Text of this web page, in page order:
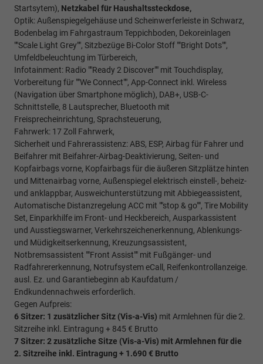
Startsytem), Netzkabel für Haushaltssteckdose,
Optik: Außenspiegelgehäuse und Scheinwerferleiste in Schwarz,
Bodenbelag im Fahrgastraum Teppichboden, Dekoreinlagen
""Scale Light Grey"", Sitzbezüge Bi-Color Stoff ""Bright Dots"",
Umfeldbeleuchtung im Türbereich,
Infotainment: Radio ""Ready 2 Discover"" mit Touchdisplay,
Vorbereitung für ""We Connect"", App-Connect inkl. Wireless
(Navigation über Smartphone möglich), DAB+, USB-C-
Schnittstelle, 8 Lautsprecher, Bluetooth mit
Freisprecheinrichtung, Sprachsteuerung,
Fahrwerk: 17 Zoll Fahrwerk,
Sicherheit und Fahrerassistenz: ABS, ESP, Airbag für Fahrer und
Beifahrer mit Beifahrer-Airbag-Deaktivierung, Seiten- und
Kopfairbags vorne, Kopfairbags für die äußeren Sitzplätze hinten
und Mittenairbag vorne, Außenspiegel elektrisch einstell-, beheiz-
und anklappbar, Ausweichunterstützung mit Abbiegeassistent,
Automatische Distanzregelung ACC mit ""stop & go"", Tire Mobility
Set, Einparkhilfe im Front- und Heckbereich, Ausparkassistent
und Ausstiegswarner, Verkehrszeichenerkennung, Ablenkungs-
und Müdigkeitserkennung, Kreuzungsassistent,
Notbremsassistent ""Front Assist"" mit Fußgänger- und
Radfahrererkennung, Notrufsystem eCall, Reifenkontrollanzeige.
ausl. Ez. und Garantiebeginn ab Kaufdatum /
Endkundennachweis erforderlich.
Gegen Aufpreis:
6 Sitzer: 1 zusätzlicher Sitz (Vis-a-Vis) mit Armlehnen für die 2.
Sitzreihe inkl. Eintragung + 845 € Brutto
7 Sitzer: 2 zusätzliche Sitze (Vis-a-Vis) mit Armlehnen für die
2. Sitzreihe inkl. Eintragung + 1.690 € Brutto